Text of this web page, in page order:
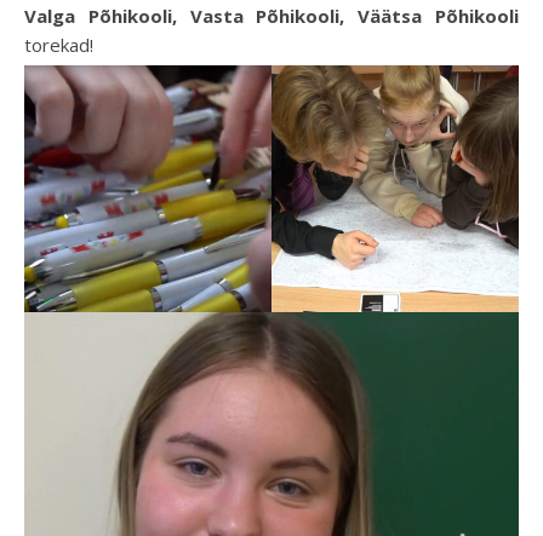
Valga Põhikooli, Vasta Põhikooli, Väätsa Põhikooli
torekad!